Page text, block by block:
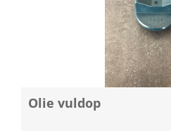
Olie vuldop